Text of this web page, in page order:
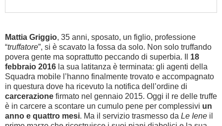
Mattia Griggio, 35 anni, sposato, un figlio, professione
“truffatore”, si è scavato la fossa da solo. Non solo truffando
povera gente ma soprattutto peccando di superbia. Il 18
febbraio 2016 la sua latitanza è terminata: gli agenti della
Squadra mobile l’hanno finalmente trovato e accompagnato
in questura dove ha ricevuto la notifica dell’ordine di
carcerazione firmato nel gennaio 2015. Oggi il re delle truffe
è in carcere a scontare un cumulo pene per complessivi un
anno e quattro mesi. Ma il servizio trasmesso da Le Iene il